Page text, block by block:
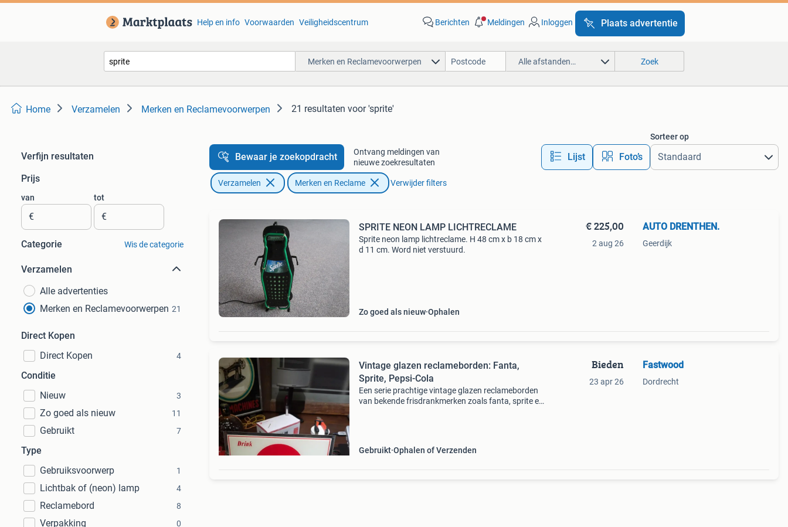
Help en info Voorwaarden Veiligheidscentrum Berichten Meldingen Inloggen Plaats advertentie
Merken en Reclamevoorwerpen Alle afstanden… Zoek
Home Verzamelen Merken en Reclamevoorwerpen 21 resultaten voor 'sprite'
Verfijn resultaten
Prijs
van
€
tot
€
Categorie Wis de categorie
Verzamelen
Alle advertenties
Merken en Reclamevoorwerpen 21
Direct Kopen
Direct Kopen
4
Conditie
Nieuw
3
Zo goed als nieuw 11
Gebruikt 7
Type
Gebruiksvoorwerp
1
Lichtbak of (neon) lamp 4
Reclamebord 8
Verpakking 0
Bewaar je zoekopdracht
Ontvang meldingen van
nieuwe zoekresultaten
Lijst Foto’s
Sorteer op
Verzamelen Merken en Reclame Verwijder filters
SPRITE NEON LAMP LICHTRECLAME
Sprite neon lamp lichtreclame. H 48 cm x b 18 cm x
d 11 cm. Word niet verstuurd.
Zo goed als nieuw Ophalen
€ 225,00
2 aug 26
AUTO DRENTHEN.
Geerdijk
Vintage glazen reclameborden: Fanta,
Sprite, Pepsi-Cola
Een serie prachtige vintage glazen reclameborden
van bekende frisdrankmerken zoals fanta, sprite en
Gebruikt Ophalen of Verzenden
Bieden
23 apr 26
Fastwood
Dordrecht